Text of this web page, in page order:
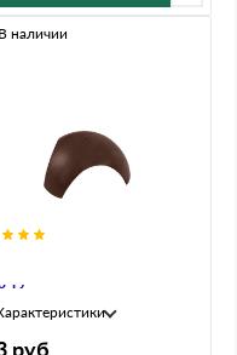
ТУ
В наличии
руб